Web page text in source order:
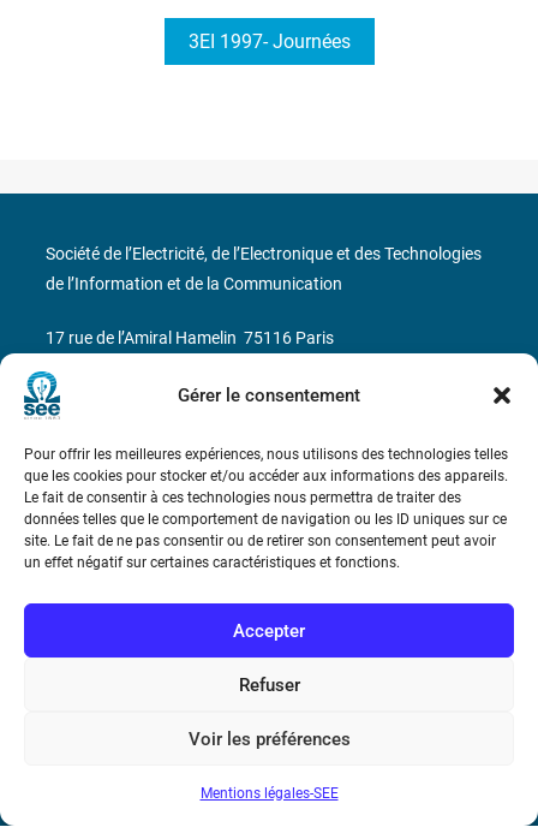
Gérer le consentement
Pour offrir les meilleures expériences, nous utilisons des technologies telles
que les cookies pour stocker et/ou accéder aux informations des appareils.
Le fait de consentir à ces technologies nous permettra de traiter des
données telles que le comportement de navigation ou les ID uniques sur ce
site. Le fait de ne pas consentir ou de retirer son consentement peut avoir
un effet négatif sur certaines caractéristiques et fonctions.
Accepter
Refuser
Voir les préférences
Mentions légales-SEE
3EI 1997- Journées
Marie Ampère
Conditions Générales de Vente
Mentions légales
Société de l’Electricité, de l’Electronique et des Technologies
de l’Information et de la Communication
17 rue de l’Amiral Hamelin 75116 Paris
Métro : « Boissière » Ligne 6 et « Iéna » Ligne 9
Téléphone : (+33) 1 56 90 37 17
N° de SIREN : 785 393 232, Code APE : 9412Z TVA intra-
communautaire : FR44 785 393 232